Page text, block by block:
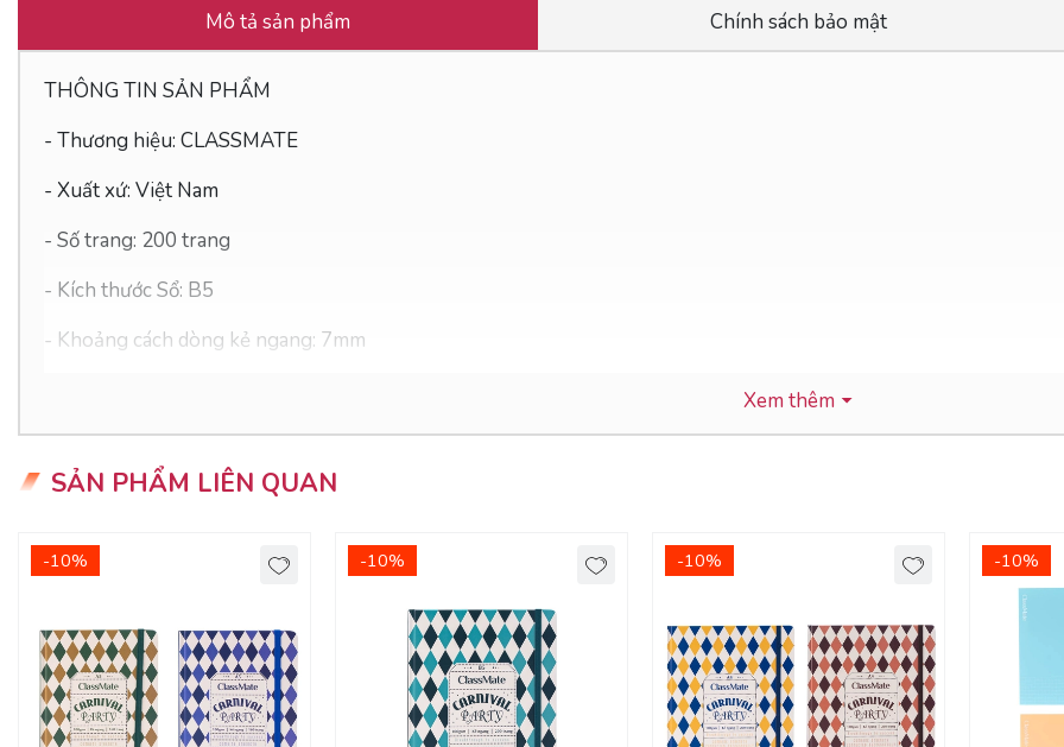
Mô tả sản phẩm Chính sách bảo mật
THÔNG TIN SẢN PHẨM
- Thương hiệu: CLASSMATE
- Xuất xứ: Việt Nam
- Số trang: 200 trang
- Kích thước Sổ: B5
- Khoảng cách dòng kẻ ngang: 7mm
- Độ sáng: 90-92%
ƯU ĐIỂM CỦA SẢN PHẨM
- Dòng kẻ 2 màu chống lóa mắt
- Khoảng cách 7mm giữa các dòng kẻ - lớn, giúp vở thoáng hơn, dễ nhìn
- Giấy viết chuyên dụng rõ nét, không lem nhòe
Xem thêm
SẢN PHẨM LIÊN QUAN
-10% -10% -10% -10%